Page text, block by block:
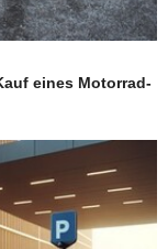
eines Motorrad-